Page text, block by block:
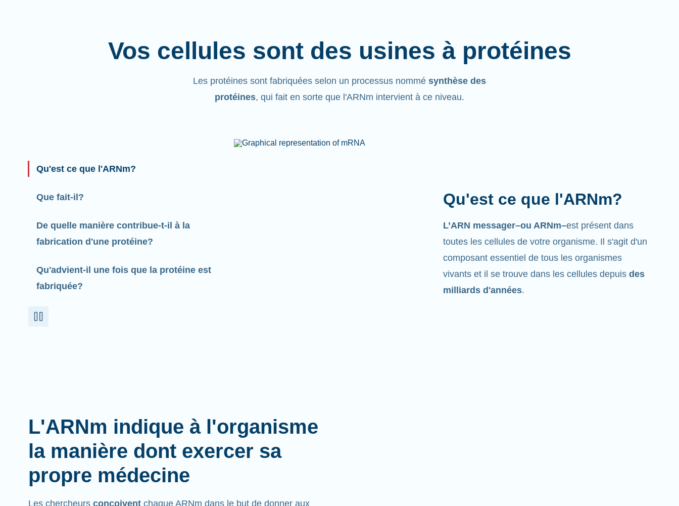
Vos cellules sont des usines à protéines
Les protéines sont fabriquées selon un processus nommé synthèse des
protéines, qui fait en sorte que l'ARNm intervient à ce niveau.
Qu'est ce que l'ARNm?
Que fait-il?
De quelle manière contribue-t-il à la
fabrication d'une protéine?
Qu'advient-il une fois que la protéine est
fabriquée?
Qu'est ce que l'ARNm?
L’ARN messager–ou ARNm–est présent dans
toutes les cellules de votre organisme. Il s'agit d'un
composant essentiel de tous les organismes
vivants et il se trouve dans les cellules depuisdes
milliards d'années.
L'ARNm indique à l'organisme
la manière dont exercer sa
propre médecine
Les chercheurs conçoivent chaque ARNm dans le but de donner aux